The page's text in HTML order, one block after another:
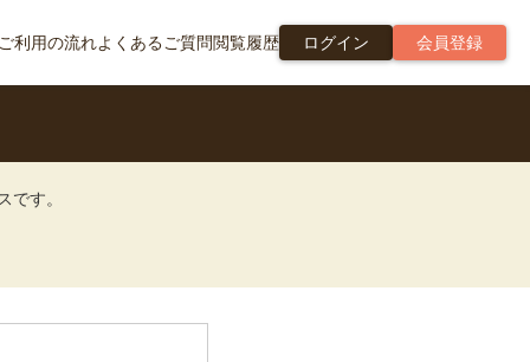
ご利用の流れよくあるご質問閲覧履歴 ログイン 会員登録
です。